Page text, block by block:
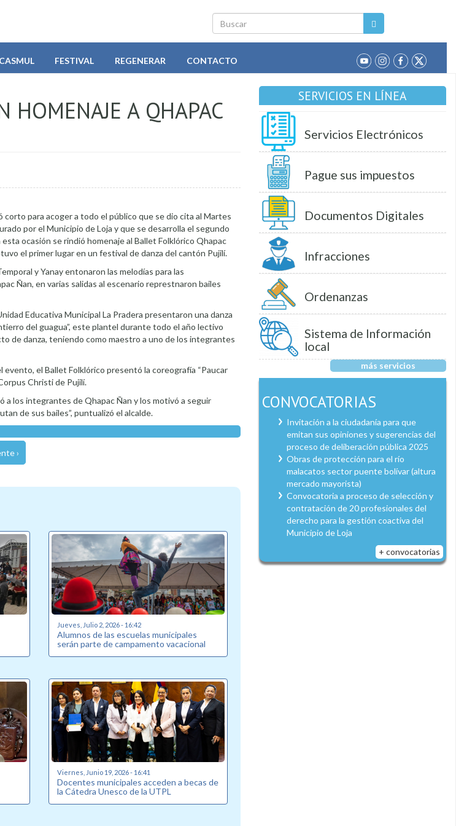
Buscar
CASMUL FESTIVAL REGENERAR CONTACTO
HOMENAJE A QHAPAC
corto para acoger a todo el público que se dio cita al Martes
por el Municipio de Loja y que se desarrolla el segundo
esta ocasión se rindió homenaje al Ballet Folklórico Qhapac
el primer lugar en un festival de danza del cantón Pujilí.
y Yanay entonaron las melodías para las
Ñan, en varias salidas al escenario represtnaron bailes
Educativa Municipal La Pradera presentaron una danza
del guagua”, este plantel durante todo el año lectivo
de danza, teniendo como maestro a uno de los integrantes
el Ballet Folklórico presentó la coreografía “Paucar
Christi de Pujilí.
a los integrantes de Qhapac Ñan y los motivó a seguir
de sus bailes”, puntualizó el alcalde.
›
Jueves, Julio 2, 2026 - 16:42
Alumnos de las escuelas municipales
serán parte de campamento vacacional
Viernes, Junio 19, 2026 - 16:41
Docentes municipales acceden a becas de
la Cátedra Unesco de la UTPL
SERVICIOS EN LÍNEA
Servicios Electrónicos
Pague sus impuestos
Documentos Digitales
Infracciones
Ordenanzas
Sistema de Información
local
más servicios
CONVOCATORIAS
Invitación a la ciudadanía para que
emitan sus opiniones y sugerencias del
proceso de deliberación pública 2025
Obras de protección para el río
malacatos sector puente bolívar (altura
mercado mayorista)
Convocatoria a proceso de selección y
contratación de 20 profesionales del
derecho para la gestión coactiva del
Municipio de Loja
+ convocatorias